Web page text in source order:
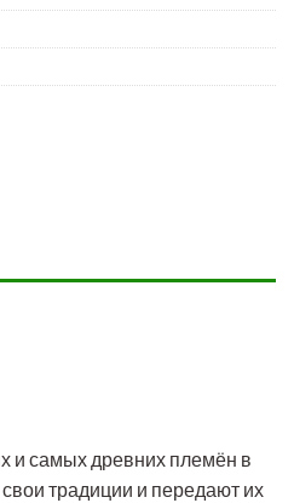
и самых древних племён в
традиции и передают их